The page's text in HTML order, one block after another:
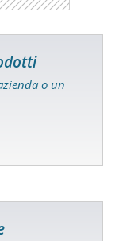
o un